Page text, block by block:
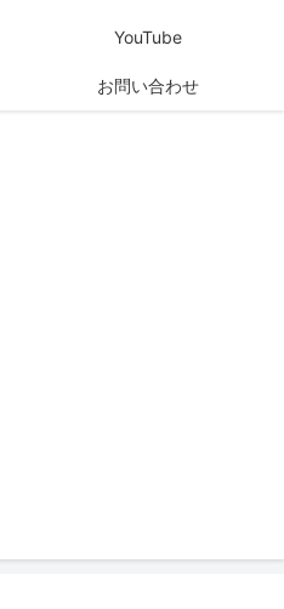
YouTube
お問い合わせ